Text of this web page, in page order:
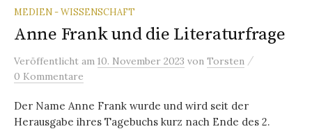
MEDIEN - WISSENSCHAFT
Anne Frank und die Literaturfrage
Veröffentlicht am 10. November 2023 von Torsten /
0 Kommentare
Der Name Anne Frank wurde und wird seit der
Herausgabe ihres Tagebuchs kurz nach Ende des 2.